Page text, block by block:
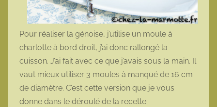
Pour réaliser la génoise, j’utilise un moule à
charlotte à bord droit, j’ai donc rallongé la
cuisson. J’ai fait avec ce que j’avais sous la main. Il
vaut mieux utiliser 3 moules à manqué de 16 cm
de diamètre. C’est cette version que je vous
donne dans le déroulé de la recette.